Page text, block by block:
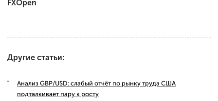
FXOpen
Другие статьи:
Анализ GBP/USD: слабый отчёт по рынку труда США
подталкивает пару к росту